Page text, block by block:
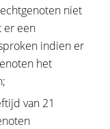
niet
er een
indien er
het
van 21